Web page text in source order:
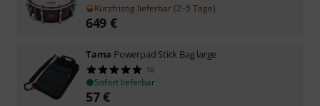
Kurzfristig lieferbar (2–5 Tage)
649 €
Tama Powerpad Stick Bag large
16
Sofort lieferbar
57€